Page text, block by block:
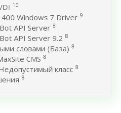
10
Windows 7 Driver 9
API Server 8
API Server 9.2 8
словами (База) 8
CMS 8
класс 8
8